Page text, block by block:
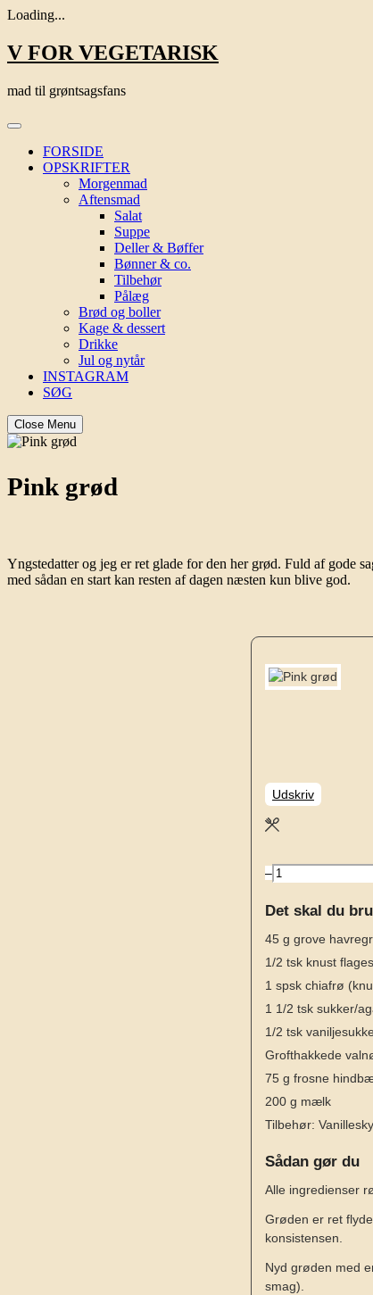
Loading...
Skip
to
V FOR VEGETARISK
mad til grøntsagsfans
FORSIDE
OPSKRIFTER
Morgenmad
Aftensmad
Salat
Suppe
Deller & Bøffer
Bønner & co.
Tilbehør
Pålæg
Brød og boller
Kage & dessert
Drikke
Jul og nytår
INSTAGRAM
SØG
Close Menu
Pink grød
Yngstedatter og jeg er ret glade for den her grød. Fuld af gode
med sådan en start kan resten af dagen næsten kun blive god.
Udskriv
–
Det skal du
45 g grove
1/2 tsk knust
1 spsk chiafrø
1 1/2 tsk sukker/
1/2 tsk
Grofthakkede
75 g frosne
200 g mælk
Tilbehør:
Sådan gør du
Alle ingredienser
Grøden er ret
konsistensen.
Nyd grøden med
smag).